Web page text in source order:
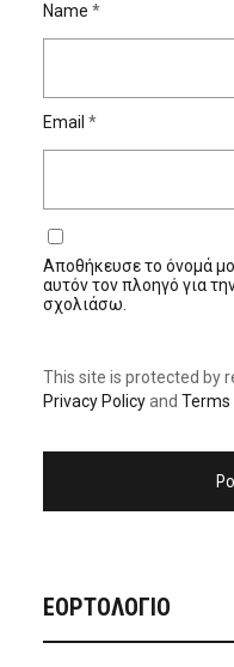
Name *
Email *
Αποθήκευσε το όνομά
αυτόν τον πλοηγό για
σχολιάσω.
This site is protected by
Privacy Policyand Terms
ΕΟΡΤΟΛΟΓΙΟ